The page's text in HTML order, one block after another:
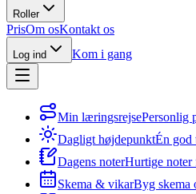
Roller
PrisOm osKontakt os
Log ind Kom i gang
Min læringsrejsePersonlig
Dagligt højdepunktÉn god
Dagens noterHurtige noter
Skema & vikarByg skema